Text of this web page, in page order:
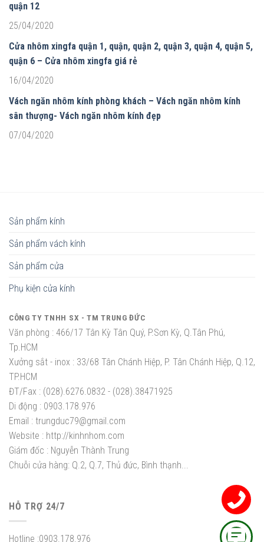
quận 12
25/04/2020
Cửa nhôm xingfa quận 1, quận, quận 2, quận 3, quận 4, quận 5,
quận 6 – Cửa nhôm xingfa giá rẻ
16/04/2020
Vách ngăn nhôm kính phòng khách – Vách ngăn nhôm kính
sân thượng- Vách ngăn nhôm kính đẹp
07/04/2020
Sản phẩm kính
Sản phẩm vách kính
Sản phẩm cửa
Phụ kiện cửa kính
CÔNG TY TNHH SX - TM TRUNG ĐỨC
Văn phòng : 466/17 Tân Kỳ Tân Quý, P.Sơn Kỳ, Q.Tân Phú,
Tp.HCM
Xưởng sắt - inox : 33/68 Tân Chánh Hiệp, P. Tân Chánh Hiệp, Q.12,
TP.HCM
ĐT/Fax : (028).6276.0832 - (028).38471925
Di động : 0903.178.976
Email : trungduc79@gmail.com
Website : http://kinhnhom.com
Giám đốc : Nguyễn Thành Trung
Chuỗi cửa hàng: Q.2, Q.7, Thủ đức, Bình thạnh...
HỖ TRỢ 24/7
Hotline :0903.178.976